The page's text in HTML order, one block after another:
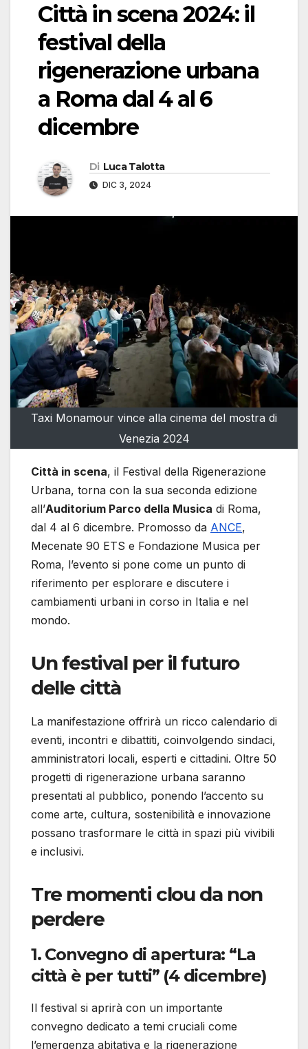
Città in scena 2024: il
festival della
rigenerazione urbana
a Roma dal 4 al 6
dicembre
Di Luca Talotta
DIC 3, 2024
Taxi Monamour vince alla cinema del mostra di
Venezia 2024
Città in scena, il Festival della Rigenerazione
Urbana, torna con la sua seconda edizione
all’Auditorium Parco della Musica di Roma,
dal 4 al 6 dicembre. Promosso da ANCE,
Mecenate 90 ETS e Fondazione Musica per
Roma, l’evento si pone come un punto di
riferimento per esplorare e discutere i
cambiamenti urbani in corso in Italia e nel
mondo.
Un festival per il futuro
delle città
La manifestazione offrirà un ricco calendario di
eventi, incontri e dibattiti, coinvolgendo sindaci,
amministratori locali, esperti e cittadini. Oltre 50
progetti di rigenerazione urbana saranno
presentati al pubblico, ponendo l’accento su
come arte, cultura, sostenibilità e innovazione
possano trasformare le città in spazi più vivibili
e inclusivi.
Tre momenti clou da non
perdere
1. Convegno di apertura: “La
città è per tutti” (4 dicembre)
Il festival si aprirà con un importante
convegno dedicato a temi cruciali come
l’emergenza abitativa e la rigenerazione